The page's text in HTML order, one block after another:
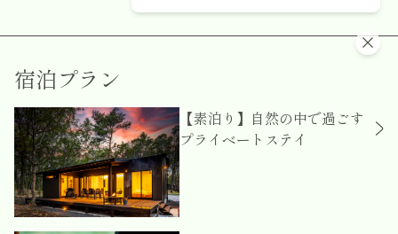
宿泊プラン
【素泊り】自然の中で過ごす
プライベートステイ